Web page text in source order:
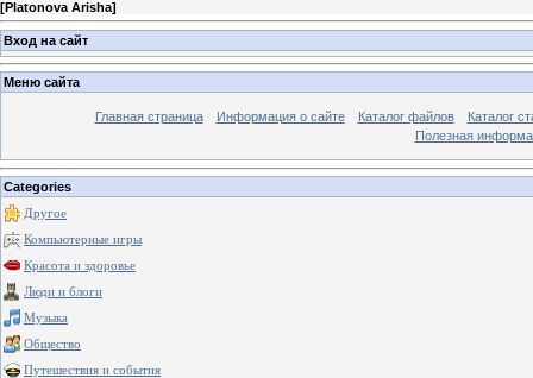
[Platonova Arisha]
Вход на сайт
Меню сайта
Главная страница Информация о сайте Каталог файлов
Каталог
Полезная
Categories
Другое
Компьютерные игры
Красота и здоровье
Люди и блоги
Музыка
Общество
Путешествия и события